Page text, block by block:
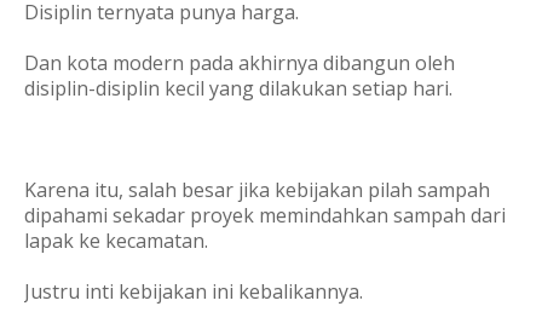
Disiplin ternyata punya harga.
Dan kota modern pada akhirnya dibangun oleh
disiplin-disiplin kecil yang dilakukan setiap hari.
Karena itu, salah besar jika kebijakan pilah sampah
dipahami sekadar proyek memindahkan sampah dari
lapak ke kecamatan.
Justru inti kebijakan ini kebalikannya.